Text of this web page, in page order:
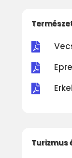



Turizmus